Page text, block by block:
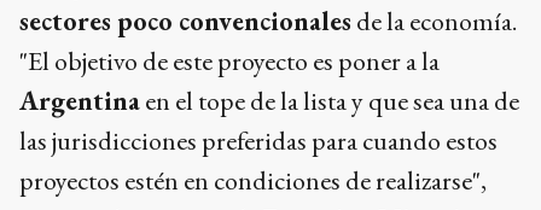
sectores poco convencionales de la economía.
"El objetivo de este proyecto es poner a la
Argentinaen el tope de la lista y que sea una de
las jurisdicciones preferidas para cuando estos
proyectos estén en condiciones de realizarse",